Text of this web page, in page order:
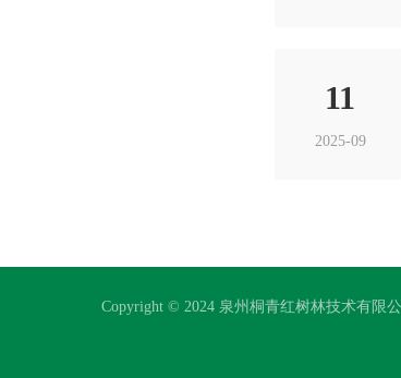
11
2025-09
Copyright © 2024 泉州桐青红树林技术有